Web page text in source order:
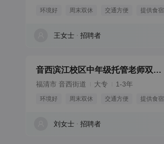
环境好 周末双休 交通方便 提供食宿
王女士 招聘者
音西滨江校区中年级托管老师双休包食宿
福清市 音西街道 大专 1-3年
环境好 周末双休 交通方便 提供食宿
刘女士 招聘者